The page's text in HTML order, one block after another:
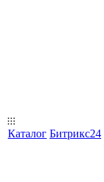
Каталог Битрикс24